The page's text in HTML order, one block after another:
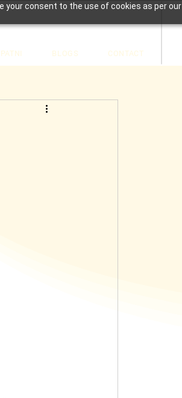
your consent to the use of cookies as per our
BLOGS CONTACT